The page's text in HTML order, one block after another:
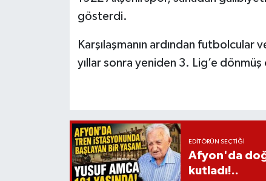
gösterdi.
Karşılaşmanın ardından
yıllar sonra yeniden 3. Lig’e dönmüş
EDITÖRÜN SEÇTIĞI
Afyon'da
kutladı!..